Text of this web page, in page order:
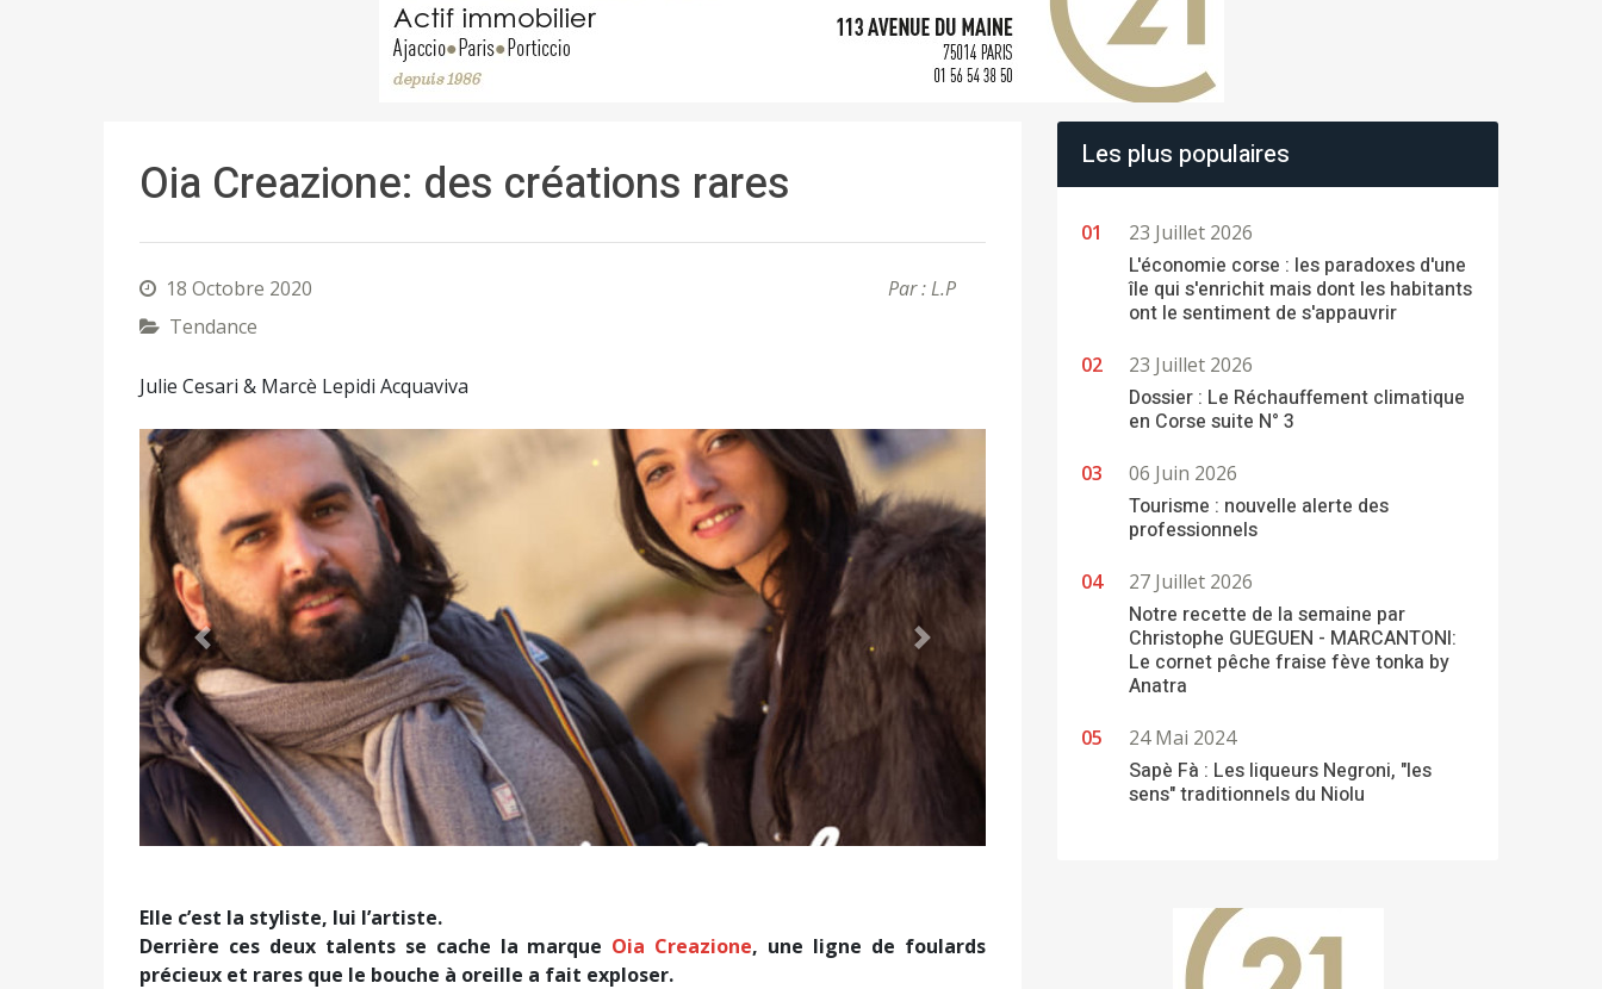
Oia Creazione: des créations rares
18 Octobre 2020
Par : L.P
Tendance
Julie Cesari & Marcè Lepidi Acquaviva
Précédent Suivant
Elle c’est la styliste, lui l’artiste.
Derrière ces deux talents se cache la marque Oia Creazione, une ligne de foulards
précieux et rares que le bouche à oreille a fait exploser.
Les plus populaires
23 Juillet 2026
L'économie corse : les paradoxes d'une
île qui s'enrichit mais dont les habitants
ont le sentiment de s'appauvrir
23 Juillet 2026
Dossier : Le Réchauffement climatique
en Corse suite N° 3
06 Juin 2026
Tourisme : nouvelle alerte des
professionnels
27 Juillet 2026
Notre recette de la semaine par
Christophe GUEGUEN - MARCANTONI:
Le cornet pêche fraise fève tonka by
Anatra
24 Mai 2024
Sapè Fà : Les liqueurs Negroni, "les
sens" traditionnels du Niolu